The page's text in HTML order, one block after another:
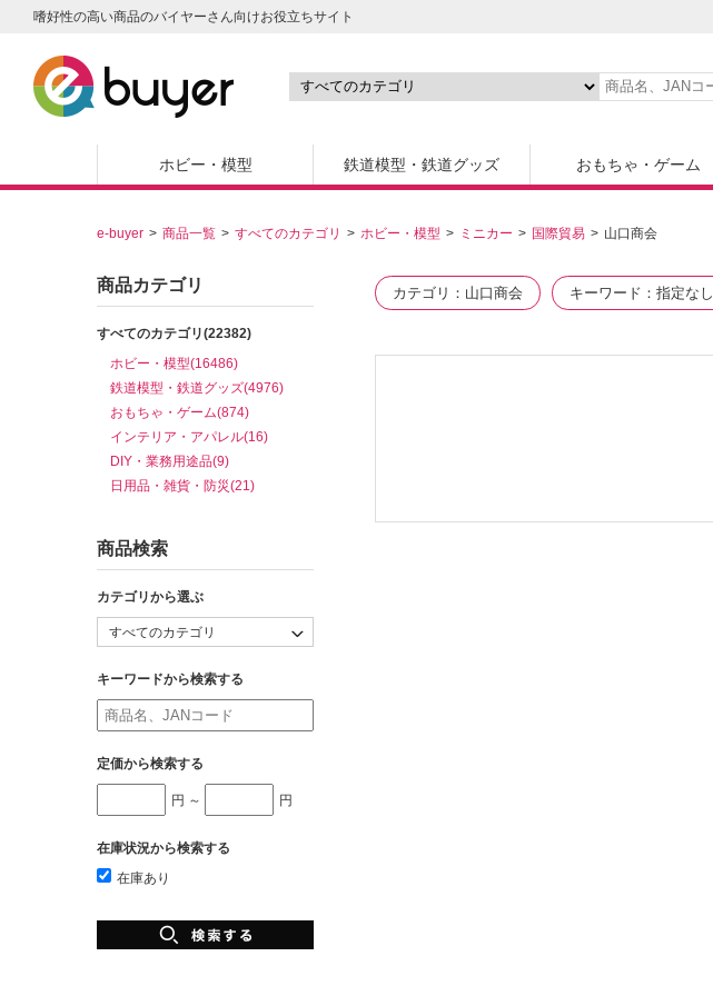
嗜好性の高い商品のバイヤーさん向けお役立ちサイト
ホビー・模型 鉄道模型・鉄道グッズ おもちゃ・ゲーム
e-buyer 商品一覧 すべてのカテゴリ ホビー・模型 ミニカー 国際貿易 山口商会
カテゴリ 山口商会 キーワード 指定なし
商品カテゴリ
すべてのカテゴリ(22382)
ホビー・模型(16486)
鉄道模型・鉄道グッズ(4976)
おもちゃ・ゲーム(874)
インテリア・アパレル(16)
DIY・業務用途品(9)
日用品・雑貨・防災(21)
商品検索
カテゴリから選ぶ
キーワードから検索する
定価から検索する
円 ～ 円
在庫状況から検索する
在庫あり